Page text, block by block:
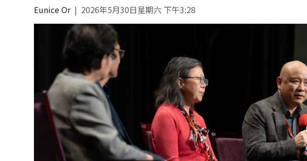
Eunice Or 2026年5月30日星期六 下午3:28